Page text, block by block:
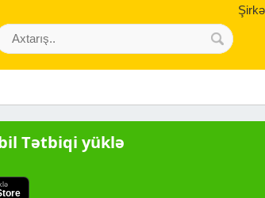
Tətbiqi yüklə